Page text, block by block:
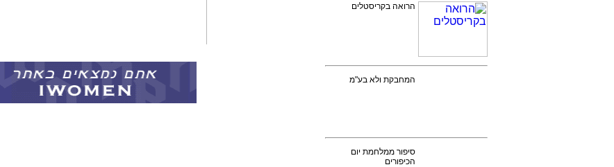
הרואה בקריסטלים
המחבקת ולא בע"מ
סיפור ממלחמת יום
הכיפורים